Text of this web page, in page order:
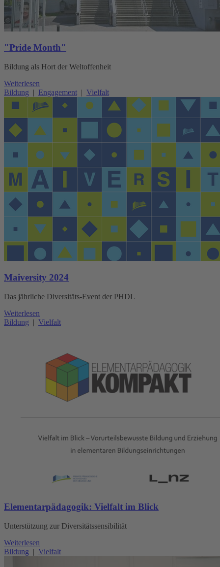
"Pride Month"
Bildung als Hort der Weltoffenheit
Weiterlesen
Bildung | Engagement | Vielfalt
Maiversity 2024
Das jährliche Diversitäts-Event der PHDL
Weiterlesen
Bildung | Vielfalt
Elementarpädagogik: Vielfalt im Blick
Unterstützung zur Diversitätssensibilität
Weiterlesen
Bildung | Vielfalt